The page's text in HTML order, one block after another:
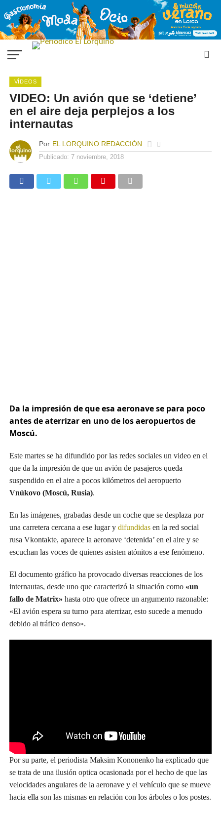
VÍDEOS
VIDEO: Un avión que se ‘detiene’
en el aire deja perplejos a los
internautas
Por EL LORQUINO REDACCIÓN
Publicado: 7 noviembre, 2018
Da la impresión de que esa aeronave se para poco
antes de aterrizar en uno de los aeropuertos de
Moscú.
Este martes se ha difundido por las redes sociales un video en el
que da la impresión de que un avión de pasajeros queda
suspendido en el aire a pocos kilómetros del aeropuerto
Vnúkovo (Moscú, Rusia).
En las imágenes, grabadas desde un coche que se desplaza por
una carretera cercana a ese lugar y difundidasen la red social
rusa Vkontakte, aparece la aeronave ‘detenida’ en el aire y se
escuchan las voces de quienes asisten atónitos a ese fenómeno.
El documento gráfico ha provocado diversas reacciones de los
internautas, desde uno que caracterizó la situación como «un
fallo de Matrix» hasta otro que ofrece un argumento razonable:
«El avión espera su turno para aterrizar, esto sucede a menudo
debido al tráfico denso».
Por su parte, el periodista Maksim Kononenko ha explicado que
se trata de una ilusión optica ocasionada por el hecho de que las
velocidades angulares de la aeronave y el vehículo que se mueve
hacia ella son las mismas en relación con los árboles o los postes.